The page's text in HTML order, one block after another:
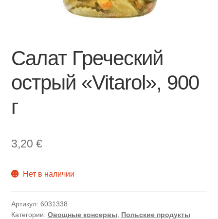
Салат Греческий
острый «Vitarol», 900
г
3,20 €
Нет в наличии
Артикул: 6031338
Категории: Овощные консервы Польские продукты